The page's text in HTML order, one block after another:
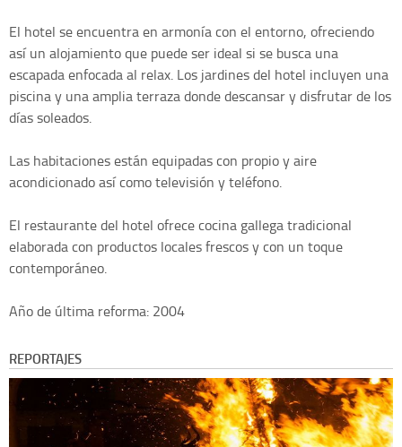
El hotel se encuentra en armonía con el entorno, ofreciendo
así un alojamiento que puede ser ideal si se busca una
escapada enfocada al relax. Los jardines del hotel incluyen una
piscina y una amplia terraza donde descansar y disfrutar de los
días soleados.
Las habitaciones están equipadas con propio y aire
acondicionado así como televisión y teléfono.
El restaurante del hotel ofrece cocina gallega tradicional
elaborada con productos locales frescos y con un toque
contemporáneo.
Año de última reforma: 2004
REPORTAJES